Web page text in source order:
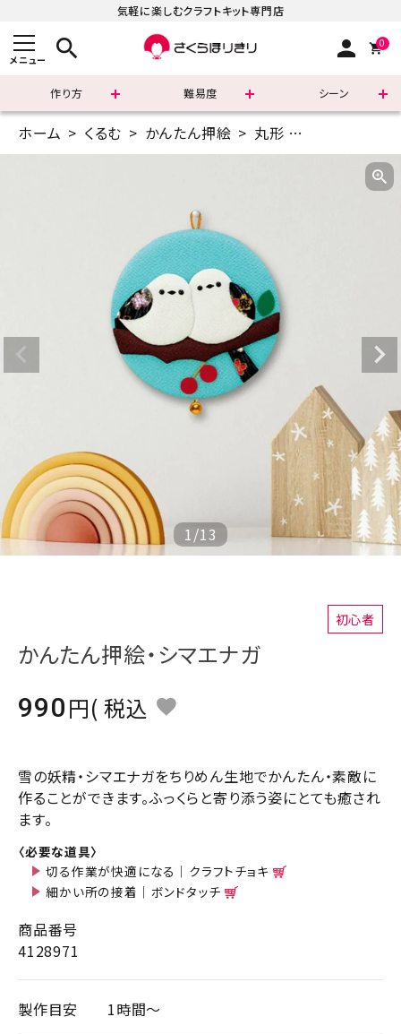
気軽に楽しむクラフトキット専門店
メニュー search person 0
作り方 難易度 シーン
まずはこちら
診断チャート
レビューを見る
コーポレートサイト
実店舗案内
お問い合わせ
ACCOUNT MENU
ようこそ ゲスト 様
meeting_room ログイン person 会員登録
ホーム くるむ かんたん押絵 丸形
1/13
初心者
かんたん押絵・シマエナガ
990
税込
雪の妖精・シマエナガをちりめん生地でかんたん・素敵に
作ることができます。ふっくらと寄り添う姿にとても癒され
ます。
〈必要な道具〉
切る作業が快適になる｜クラフトチョキ
細かい所の接着｜ボンドタッチ
商品番号
4128971
製作目安 1時間～